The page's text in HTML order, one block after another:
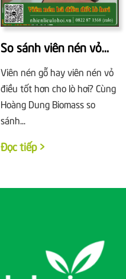
So sánh viên nén vỏ
điều và viên nén gỗ:
Nhiệt trị, tro, hiệu suất
Viên nén gỗ hay viên nén vỏ
điều tốt hơn cho lò hơi? Cùng
Hoàng Dung Biomass so
sánh...
Đọc tiếp >